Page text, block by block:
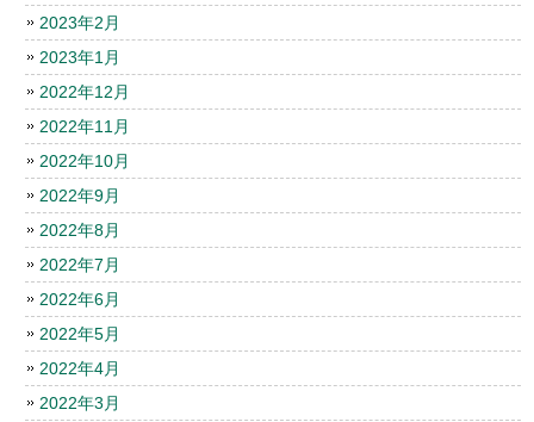
2023年2月
2023年1月
2022年12月
2022年11月
2022年10月
2022年9月
2022年8月
2022年7月
2022年6月
2022年5月
2022年4月
2022年3月